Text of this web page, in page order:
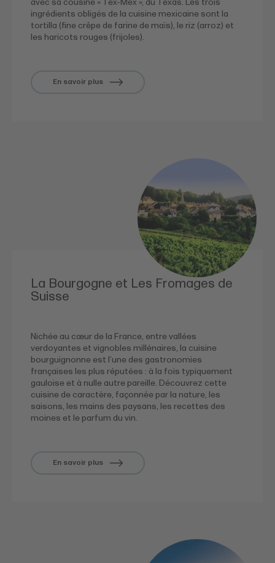
ingrédients obligés de la cuisine mexicaine sont la
tortilla (fine crêpe de farine de maïs), le riz (arroz) et
les haricots rouges (frijoles).
En savoir plus
La Bourgogne et Les Fromages de
Suisse
Nichée au cœur de la France, entre vallées
verdoyantes et vignobles millénaires, la cuisine
bourguignonne est l’une des gastronomies
françaises les plus réputées : à la fois typiquement
gauloise et à nulle autre pareille. Découvrez cette
cuisine de caractère, façonnée par la nature, les
saisons, les mains des paysans, les recettes des
moines et le parfum du vin.
En savoir plus